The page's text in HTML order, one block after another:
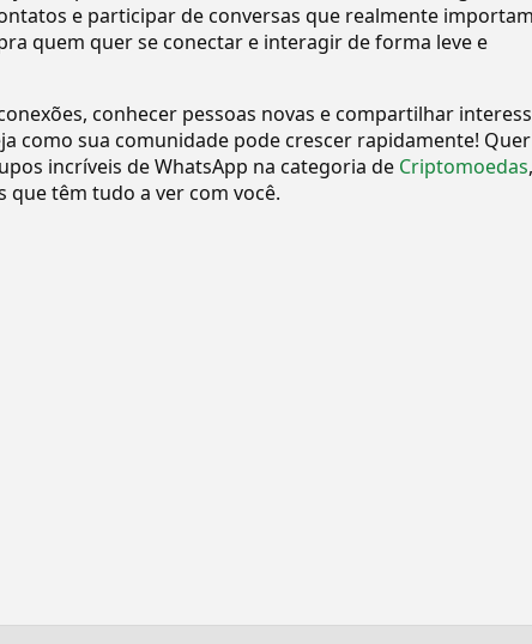
e participar de conversas que realmente
quem quer se conectar e interagir de forma leve e
conhecer pessoas novas e compartilhar
como sua comunidade pode crescer rapidamente! Quer
incríveis de WhatsApp na categoria de Criptomoedas
têm tudo a ver com você.